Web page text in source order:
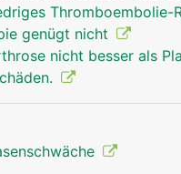
genügt nicht
nicht besser als